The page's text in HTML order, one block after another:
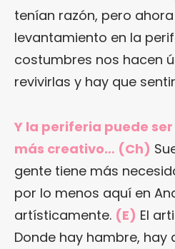
tenían razón, pero
levantamiento en la
costumbres nos hacen
revivirlas y hay que
Y la periferia puede
más creativo… (Ch)
gente tiene más
por lo menos aquí en
artísticamente. (E) El
Donde hay hambre, hay